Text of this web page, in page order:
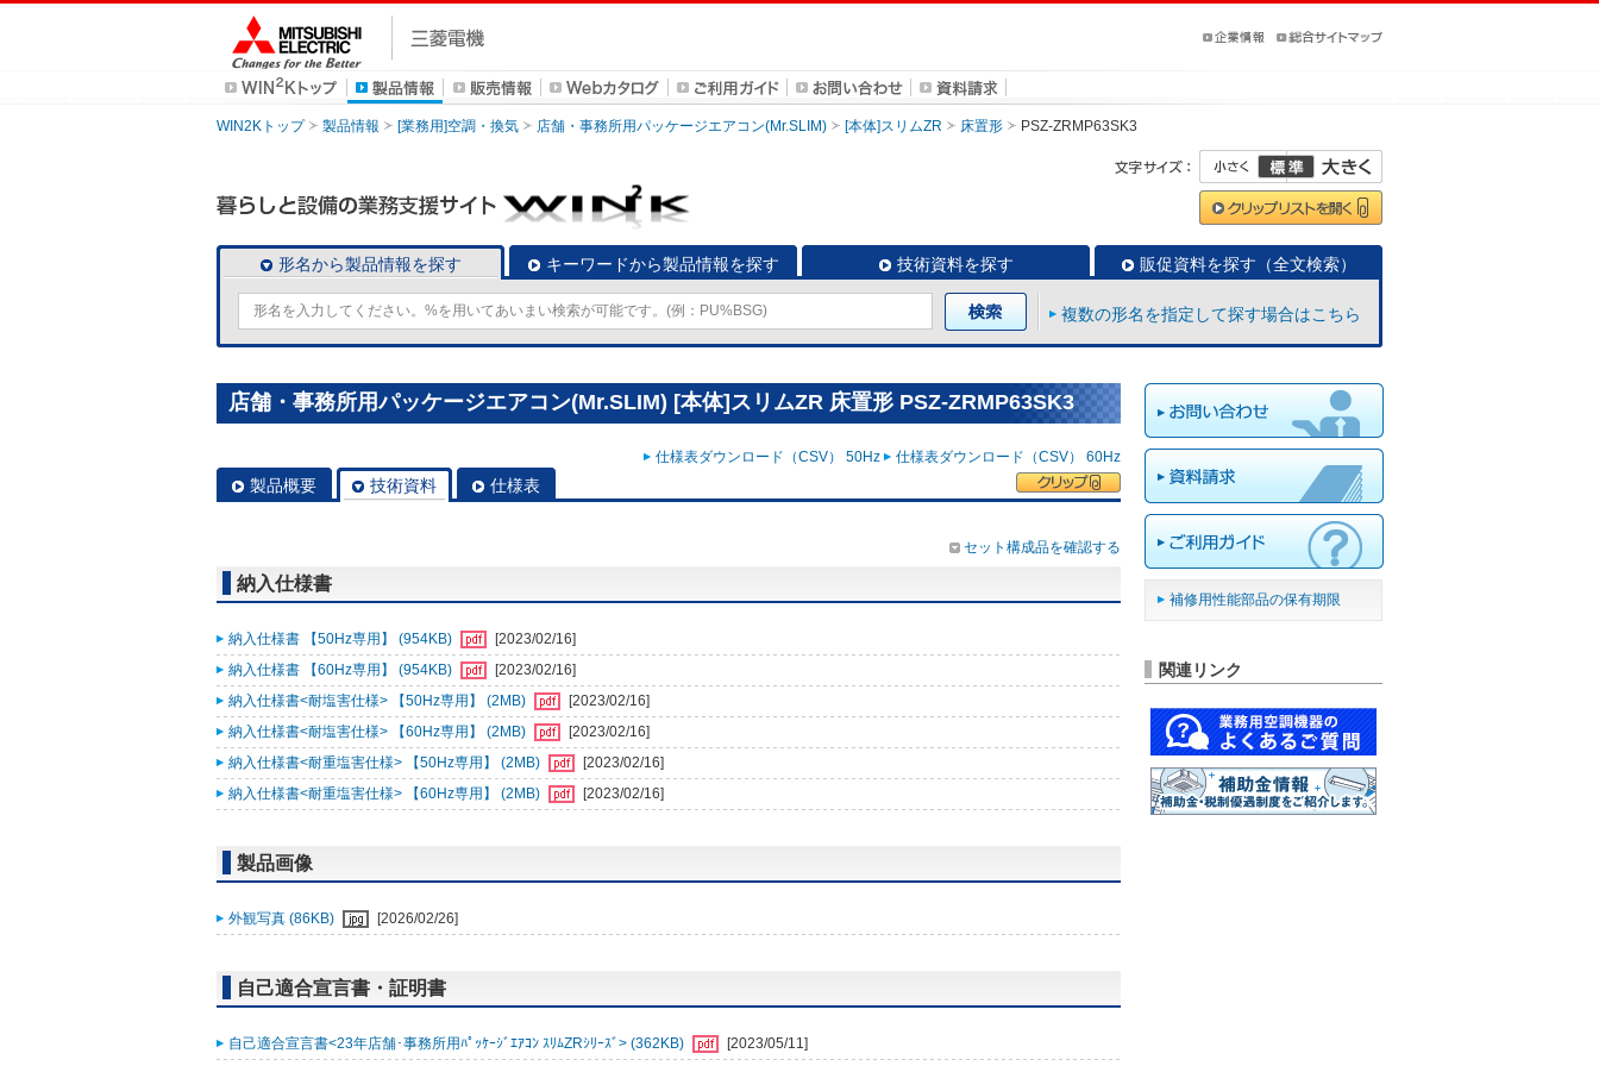
WIN2Kトップ 製品情報 [業務用]空調・換気 店舗・事務所用パッケージエアコン(Mr.SLIM) [本体]スリムZR 床置形 PSZ-ZRMP63SK3
形名から製品情報を探す キーワードから製品情報を探す 技術資料を探す 販促資料を探す（全文検索）
複数の形名を指定して探す場合はこちら
店舗・事務所用パッケージエアコン(Mr.SLIM) [本体]スリムZR 床置形 PSZ-ZRMP63SK3
仕様表ダウンロード（CSV） 50Hz 仕様表ダウンロード（CSV） 60Hz
製品概要 技術資料 仕様表
セット構成品を確認する
納入仕様書
納入仕様書 【50Hz専用】 (954KB)
[2023/02/16]
納入仕様書 【60Hz専用】 (954KB)
[2023/02/16]
納入仕様書<耐塩害仕様> 【50Hz専用】 (2MB)
[2023/02/16]
納入仕様書<耐塩害仕様> 【60Hz専用】 (2MB)
[2023/02/16]
納入仕様書<耐重塩害仕様> 【50Hz専用】 (2MB)
[2023/02/16]
納入仕様書<耐重塩害仕様> 【60Hz専用】 (2MB)
[2023/02/16]
製品画像
外観写真 (86KB) [2026/02/26]
自己適合宣言書・証明書
自己適合宣言書<23年店舗･事務所用ﾊﾟｯｹｰｼﾞｴｱｺﾝ ｽﾘﾑZRｼﾘｰｽﾞ> (362KB) [2023/05/11]
補修用性能部品の保有期限
関連リンク